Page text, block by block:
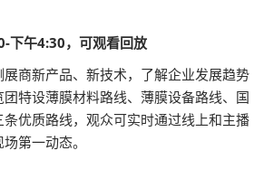
下午4:30，可观看回放
商新产品、新技术，了解企业发展趋势
特设薄膜材料路线、薄膜设备路线、国
优质路线，观众可实时通过线上和主播
第一动态。